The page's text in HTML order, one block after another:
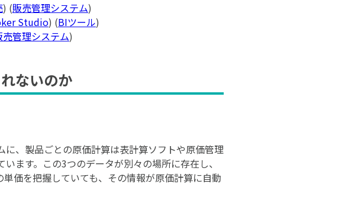
) (販売管理システム)
Studio) (BIツール)
売管理システム)
ないのか
、製品ごとの原価計算は表計算ソフトや原価管理
ます。この3つのデータが別々の場所に存在し、
価を把握していても、その情報が原価計算に自動